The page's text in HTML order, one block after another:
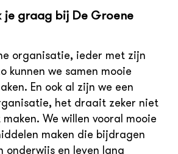
je graag bij De Groene
organisatie, ieder met zijn
kunnen we samen mooie
En ook al zijn we een
het draait zeker niet
We willen vooral mooie
maken die bijdragen
onderwijs en leven lang